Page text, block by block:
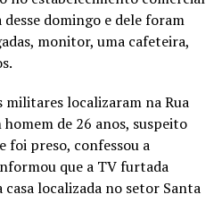
domingo e dele foram
monitor, uma cafeteira,
militares localizaram na Rua
de 26 anos, suspeito
foi preso, confessou a
que a TV furtada
casa localizada no setor Santa